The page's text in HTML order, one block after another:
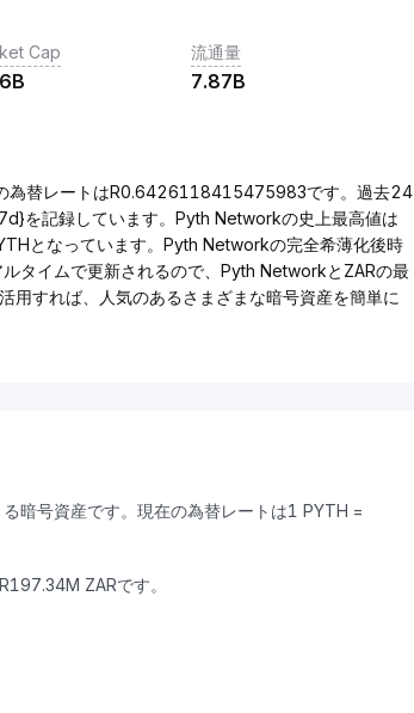
Cap 流通量
7.87B
為替レートはR0.6426118415475983です。過去24
記録しています。Pyth Networkの史上最高値は
となっています。Pyth Networkの完全希薄化後時
タイムで更新されるので、Pyth NetworkとZARの最
用すれば、人気のあるさまざまな暗号資産を簡単に
暗号資産です。現在の為替レートは1 PYTH =
ZARです。